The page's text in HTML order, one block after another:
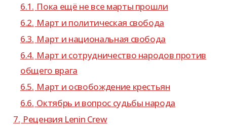
6.1. Пока ещё не все марты прошли
6.2. Март и поли­ти­че­ская свобода
6.3. Март и наци­о­наль­ная свобода
6.4. Март и сотруд­ни­че­ство наро­дов про­тив
общего врага
6.5. Март и осво­бож­де­ние крестьян
6.6. Октябрь и вопрос судьбы народа
7. Рецензия Lenin Crew